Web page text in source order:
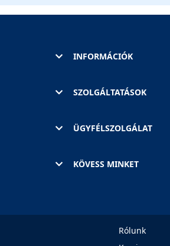
INFORMÁCIÓK
SZOLGÁLTATÁSOK
ÜGYFÉLSZOLGÁLAT
KÖVESS MINKET
Rólunk